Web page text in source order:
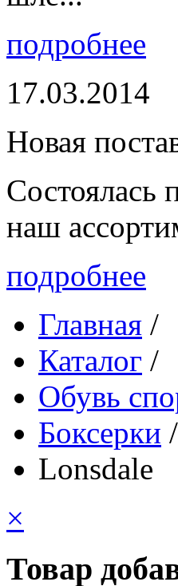
подробнее
17.03.2014
Новая
Состоялась
наш
подробнее
Главная /
Каталог /
Обувь
Боксерки /
Lonsdale
×
Товар